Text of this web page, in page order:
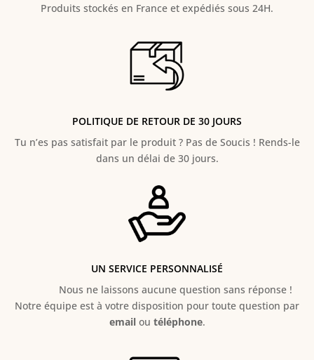
Produits stockés en France et expédiés sous 24H.
POLITIQUE DE RETOUR DE 30 JOURS
Tu n’es pas satisfait par le produit ? Pas de Soucis ! Rends-le
dans un délai de 30 jours.
UN SERVICE PERSONNALISÉ
Nous ne laissons aucune question sans réponse !
Notre équipe est à votre disposition pour toute question par
emailou téléphone.